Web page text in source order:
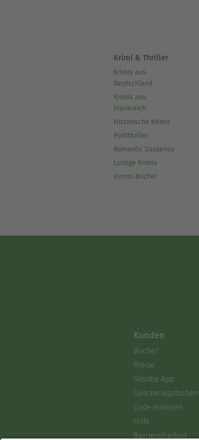
Krimi & Thriller
Krimis aus
Deutschland
Krimis aus
Frankreich
Historische Krimis
Politthriller
Romantic Suspense
Lustige Krimis
Horror Bücher
Kunden
Bücher
Preise
Skoobe App
Code einlösen
Hilfe
Barrierefreiheit